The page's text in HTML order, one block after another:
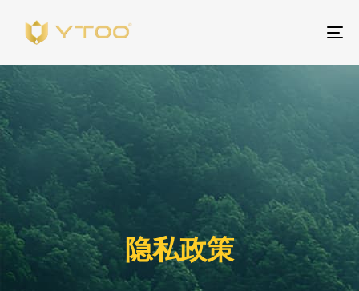
隐私政策